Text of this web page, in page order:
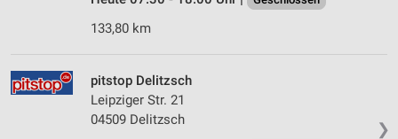
133,80 km
❯
pitstop Delitzsch
Leipziger Str. 21
04509 Delitzsch
Erstellung von Profilen zur Personalisierung
von Inhalten